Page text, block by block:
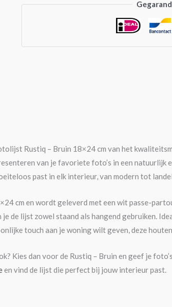
Rustiq – Bruin 18×24 cm van het
van je favoriete foto’s in een natuurlijk
past in elk interieur, van modern tot
cm en wordt geleverd met een wit passe-
de lijst zowel staand als hangend gebruiken.
touch aan je woning wilt geven, deze
Kies dan voor de Rustiq – Bruin en geef je
en vind de lijst die perfect bij jouw interieur past.